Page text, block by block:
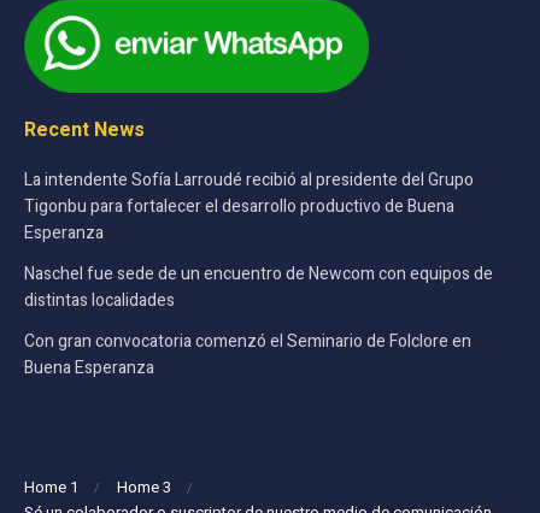
Recent News
La intendente Sofía Larroudé recibió al presidente del Grupo
Tigonbu para fortalecer el desarrollo productivo de Buena
Esperanza
Naschel fue sede de un encuentro de Newcom con equipos de
distintas localidades
Con gran convocatoria comenzó el Seminario de Folclore en
Buena Esperanza
Home 1
Home 3